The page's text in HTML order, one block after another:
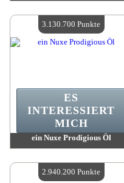
Verfügbare Menge:4
ein Nuxe Prodigious Öl
Verfügbare Menge:4
ES
INTERESSIERT
MICH
3.130.700 Punkte
2.940.200 Punkte